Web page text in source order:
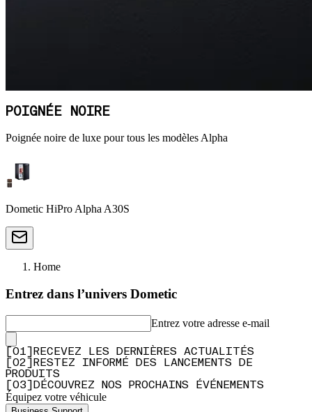
POIGNÉE NOIRE
Poignée noire de luxe pour tous les modèles Alpha
Dometic HiPro Alpha A30S
Home
Entrez dans l’univers Dometic
Entrez votre adresse e-mail
[01] RECEVEZ LES DERNIÈRES ACTUALITÉS
[02] RESTEZ INFORMÉ DES LANCEMENTS DE
PRODUITS
[03] DÉCOUVREZ NOS PROCHAINS ÉVÉNEMENTS
Équipez votre véhicule